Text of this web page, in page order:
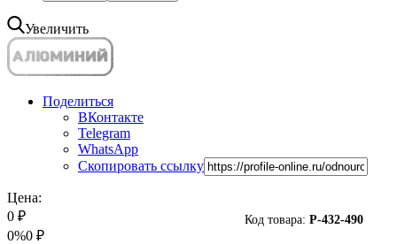
Увеличить
Поделиться
ВКонтакте
Telegram
WhatsApp
Скопировать ссылку
Код товара: P-432-490
Цена:
0 ₽
0%0 ₽